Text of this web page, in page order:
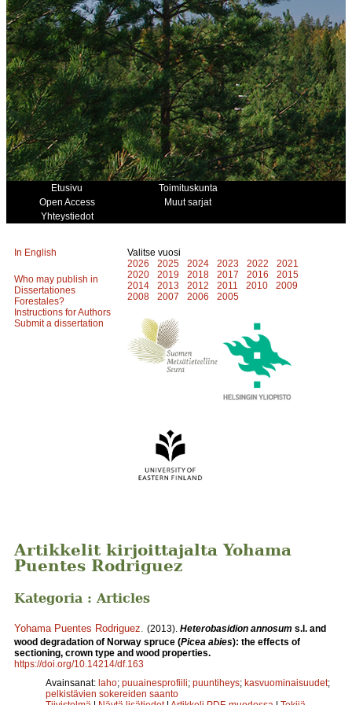
Etusivu
Toimituskunta
Open Access
Muut sarjat
Yhteystiedot
In English
Who may publish in
Dissertationes
Forestales?
Instructions for Authors
Submit a dissertation
Valitse vuosi
2026
2025 2024 2023 2022
2021
2020
2019 2018 2017 2016
2015
2014
2013 2012 2011 2010
2009
2008
2007 2006 2005
Artikkelit kirjoittajalta Yohama
Puentes Rodriguez
Kategoria : Articles
Yohama Puentes Rodriguez (2013). Heterobasidion annosum s.l. and
wood degradation of Norway spruce (Picea abies): the effects of
sectioning, crown type and wood properties.
https://doi.org/10.14214/df.163
Avainsanat: laho; puuainesprofiili; puuntiheys; kasvuominaisuudet;
pelkistävien sokereiden saanto